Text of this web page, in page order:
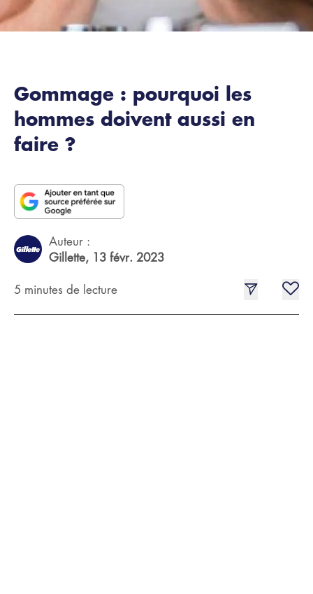
Gommage : pourquoi les
hommes doivent aussi en
faire ?
Auteur :
Gillette, 13 févr. 2023
5 minutes de lecture